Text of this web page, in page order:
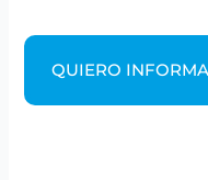
QUIERO